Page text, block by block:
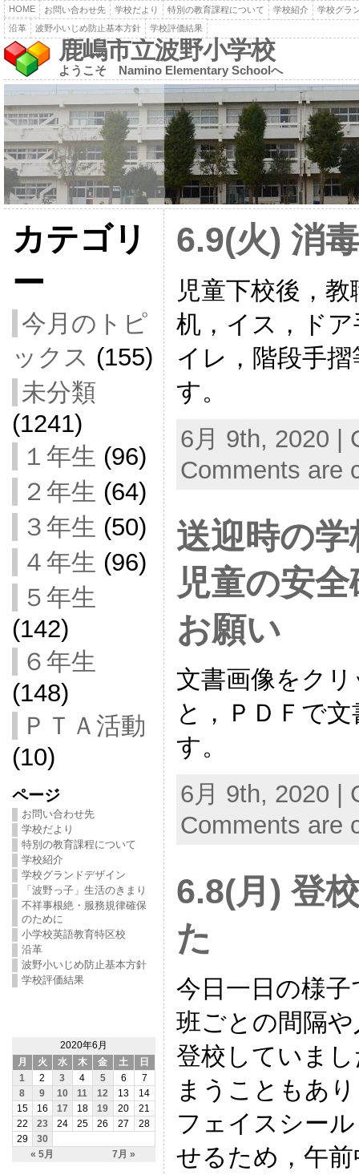
HOME お問い合わせ先 学校だより 特別の教育課程について 学校紹介
学校グラ
沿革
波野小いじめ防止基本方針 学校評価結果
鹿嶋市立波野小学校
ようこそ Namino Elementary Schoolへ
カテゴリ
ー
今月のトピ
ックス (155)
未分類
(1241)
１年生 (96)
２年生 (64)
３年生 (50)
４年生 (96)
５年生
(142)
６年生
(148)
ＰＴＡ活動
(10)
ページ
お問い合わせ先
学校だより
特別の教育課程について
学校紹介
学校グランドデザイン
「波野っ子」生活のきまり
不祥事根絶・服務規律確保
のために
小学校英語教育特区校
沿革
波野小いじめ防止基本方針
学校評価結果
2020年6月
月
火 水 木 金 土 日
« 5月 7月 »
1 2 3 4 5 6
7
8
9 10 11 12 13
14
15
16 17 18 19 20
21
22
23 24 25 26 27
28
29
30
6.9(火) 消
児童下校後，
机，イス，ド
イレ，階段手
す。
6月 9th, 2020 |
Comments are
送迎時の
児童の安
お願い
文書画像をク
と，ＰＤＦで
す。
6月 9th, 2020 |
Comments are
6.8(月) 登
た
今日一日の様
班ごとの間隔
登校していま
まうこともあ
フェイスシー
せるため，午